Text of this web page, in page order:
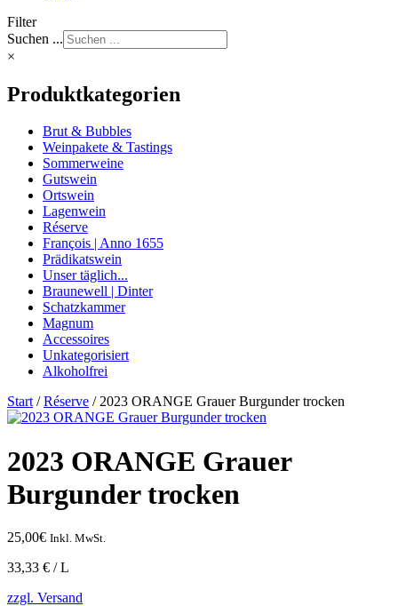
Filter
Suchen ...
×
Produktkategorien
Brut & Bubbles
Weinpakete & Tastings
Sommerweine
Gutswein
Ortswein
Lagenwein
Réserve
François | Anno 1655
Prädikatswein
Unser täglich...
Braunewell | Dinter
Schatzkammer
Magnum
Accessoires
Unkategorisiert
Alkoholfrei
Start/Réserve / 2023 ORANGE Grauer Burgunder trocken
2023 ORANGE Grauer
Burgunder trocken
25,00€ Inkl. MwSt.
33,33 € / L
zzgl. Versand